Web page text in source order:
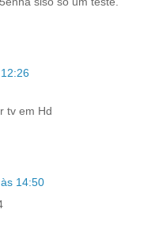
tv em Hd
14:50